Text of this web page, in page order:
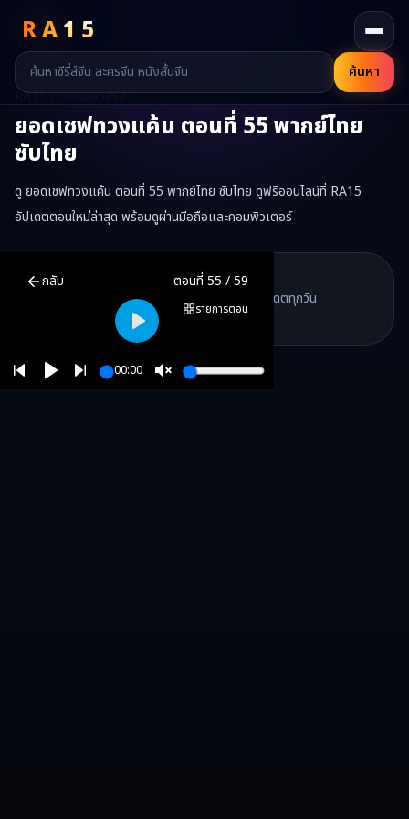
RA15
ค้นหา
RA15 / ตอนของซีรี่ส์
ยอดเชฟทวงแค้น ตอนที่ 55พากย์ไทย
ซับไทย
ดู ยอดเชฟทวงแค้น ตอนที่ 55 พากย์ไทย ซับไทย ดูฟรีออนไลน์ที่ RA15
อัปเดตตอนใหม่ล่าสุด พร้อมดูผ่านมือถือและคอมพิวเตอร์
กลับ ตอนที่ 55 /59
รายการตอน
00:00
Play
ยอดเ
RA15 เป็นเว็บไซต์ดูซีรี่ส์จีนออนไลน์ฟรี ที่รวบรวมหนังจีน ละครจีน มิ
RA15 Drama
RA15 Drama
รวมซีรี่ส์จีน ละครสั้น หนังแนวตั้ง พากย์ไทย อัปเดตทุกวัน
RA15 Drama